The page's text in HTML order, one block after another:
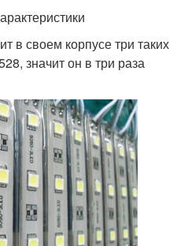
в своем корпусе три таких
значит он в три раза